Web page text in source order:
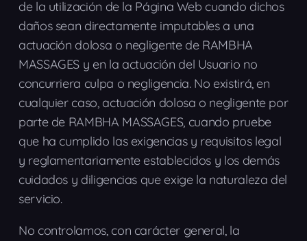
de la utilización de la Página Web cuando dichos
daños sean directamente imputables a una
actuación dolosa o negligente de RAMBHA
MASSAGES y en la actuación del Usuario no
concurriera culpa o negligencia. No existirá, en
cualquier caso, actuación dolosa o negligente por
parte de RAMBHA MASSAGES, cuando pruebe
que ha cumplido las exigencias y requisitos legal
y reglamentariamente establecidos y los demás
cuidados y diligencias que exige la naturaleza del
servicio.
No controlamos, con carácter general, la